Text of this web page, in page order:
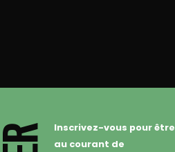
Inscrivez-vous pour être
au courant de